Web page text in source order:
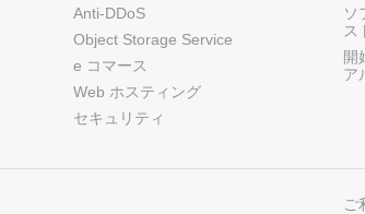
Anti-DDoS
Object Storage Service
e コマース
Web ホスティング
セキュリティ
ソ
ス
開
ア
ご